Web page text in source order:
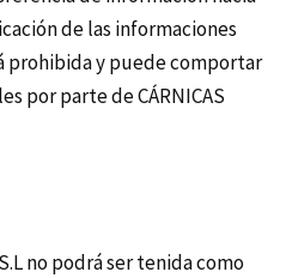
de las informaciones
prohibida y puede comportar
por parte de CÁRNICAS
no podrá ser tenida como